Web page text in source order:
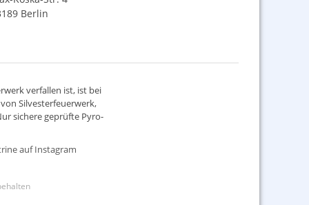
Berlin
verfallen ist, ist bei
Silvesterfeuerwerk,
sichere geprüfte Pyro-
auf Instagram